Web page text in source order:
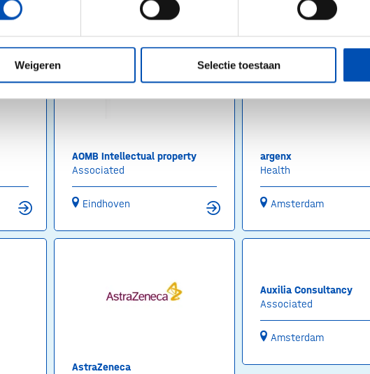
Weigeren Selectie toestaan
AOMB Intellectual property
Associated
Eindhoven
argenx
Health
Amsterdam
AstraZeneca
Auxilia Consultancy
Associated
Amsterdam